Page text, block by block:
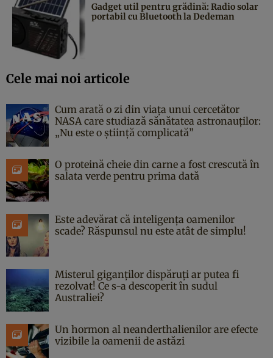
Gadget util pentru grădină: Radio solar
portabil cu Bluetooth la Dedeman
Cele mai noi articole
Cum arată o zi din viața unui cercetător
NASA care studiază sănătatea astronauților:
„Nu este o știință complicată”
O proteină cheie din carne a fost crescută în
salata verde pentru prima dată
Este adevărat că inteligența oamenilor
scade? Răspunsul nu este atât de simplu!
Misterul giganților dispăruți ar putea fi
rezolvat! Ce s-a descoperit în sudul
Australiei?
Un hormon al neanderthalienilor are efecte
vizibile la oamenii de astăzi